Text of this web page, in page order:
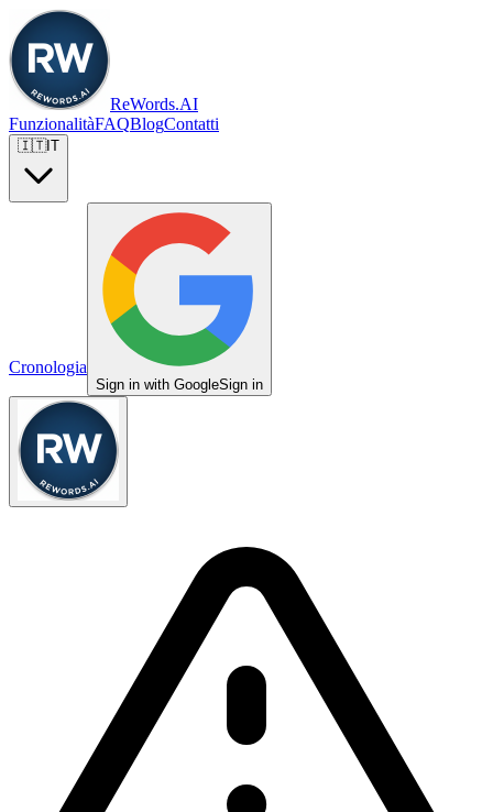
ReWords.AI
FunzionalitàFAQBlogContatti
🇮🇹IT
Cronologia
Sign in with GoogleSign in